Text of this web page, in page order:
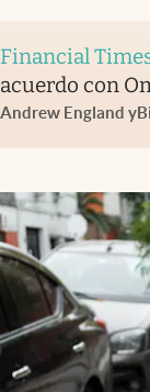
Financial
acuerdo con
Andrew England y